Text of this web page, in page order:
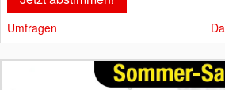
Umfragen